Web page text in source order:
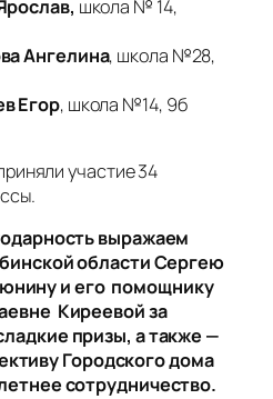
школа № 14,
Ангелина, школа №28,
Егор, школа №14, 9б
участие 34
выражаем
области Сергею
и его помощнику
Киреевой за
призы, а также —
Городского дома
сотрудничество.